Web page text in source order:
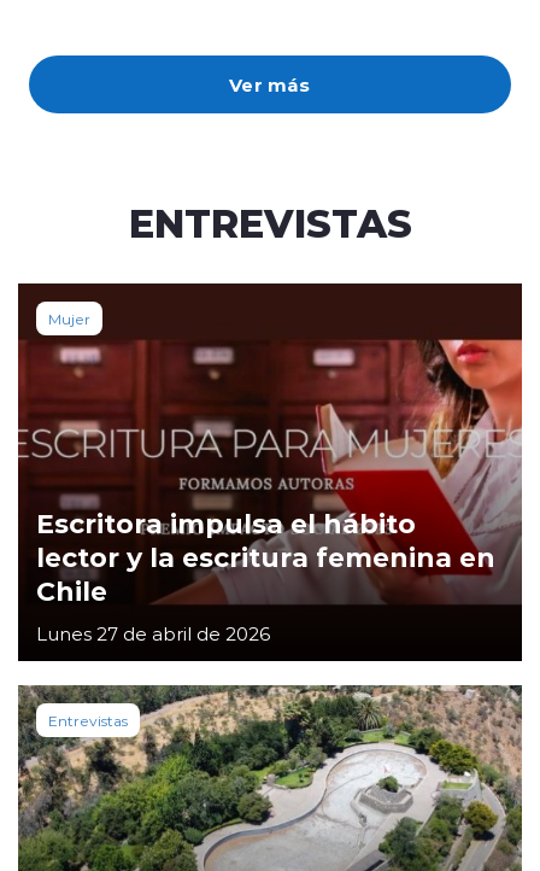
Ver más
ENTREVISTAS
Mujer
Escritora impulsa el hábito
lector y la escritura femenina en
Chile
Lunes 27 de abril de 2026
Entrevistas